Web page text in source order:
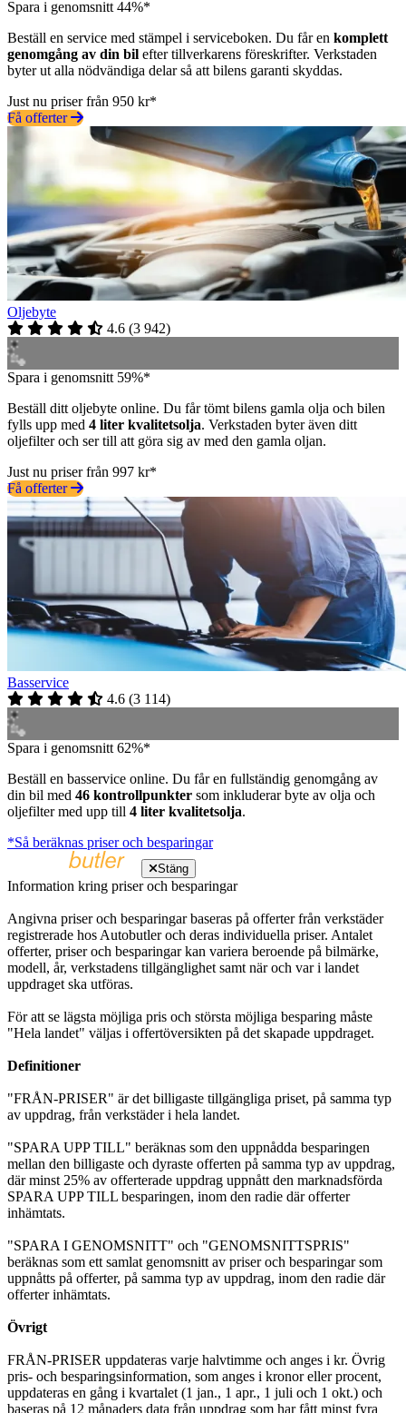
Spara i genomsnitt 44%*
Beställ en service med stämpel i serviceboken. Du får en komplett
genomgång av din bil efter tillverkarens föreskrifter. Verkstaden
byter ut alla nödvändiga delar så att bilens garanti skyddas.
Just nu priser från 950 kr*
Få offerter
Oljebyte
4.6 (3 942)
Spara i genomsnitt 59%*
Beställ ditt oljebyte online. Du får tömt bilens gamla olja och bilen
fylls upp med 4 liter kvalitetsolja. Verkstaden byter även ditt
oljefilter och ser till att göra sig av med den gamla oljan.
Just nu priser från 997 kr*
Få offerter
Basservice
4.6 (3 114)
Spara i genomsnitt 62%*
Beställ en basservice online. Du får en fullständig genomgång av
din bil med 46 kontrollpunkter som inkluderar byte av olja och
oljefilter med upp till 4 liter kvalitetsolja.
*Så beräknas priser och besparingar
Stäng
Information kring priser och besparingar
Angivna priser och besparingar baseras på offerter från verkstäder
registrerade hos Autobutler och deras individuella priser. Antalet
offerter, priser och besparingar kan variera beroende på bilmärke,
modell, år, verkstadens tillgänglighet samt när och var i landet
uppdraget ska utföras.
För att se lägsta möjliga pris och största möjliga besparing måste
"Hela landet" väljas i offertöversikten på det skapade uppdraget.
Definitioner
"FRÅN-PRISER" är det billigaste tillgängliga priset, på samma typ
av uppdrag, från verkstäder i hela landet.
"SPARA UPP TILL" beräknas som den uppnådda besparingen
mellan den billigaste och dyraste offerten på samma typ av uppdrag,
där minst 25% av offerterade uppdrag uppnått den marknadsförda
SPARA UPP TILL besparingen, inom den radie där offerter
inhämtats.
"SPARA I GENOMSNITT" och "GENOMSNITTSPRIS"
beräknas som ett samlat genomsnitt av priser och besparingar som
uppnåtts på offerter, på samma typ av uppdrag, inom den radie där
offerter inhämtats.
Övrigt
FRÅN-PRISER uppdateras varje halvtimme och anges i kr. Övrig
pris- och besparingsinformation, som anges i kronor eller procent,
uppdateras en gång i kvartalet (1 jan., 1 apr., 1 juli och 1 okt.) och
baseras på 12 månaders data från uppdrag som har fått minst fyra